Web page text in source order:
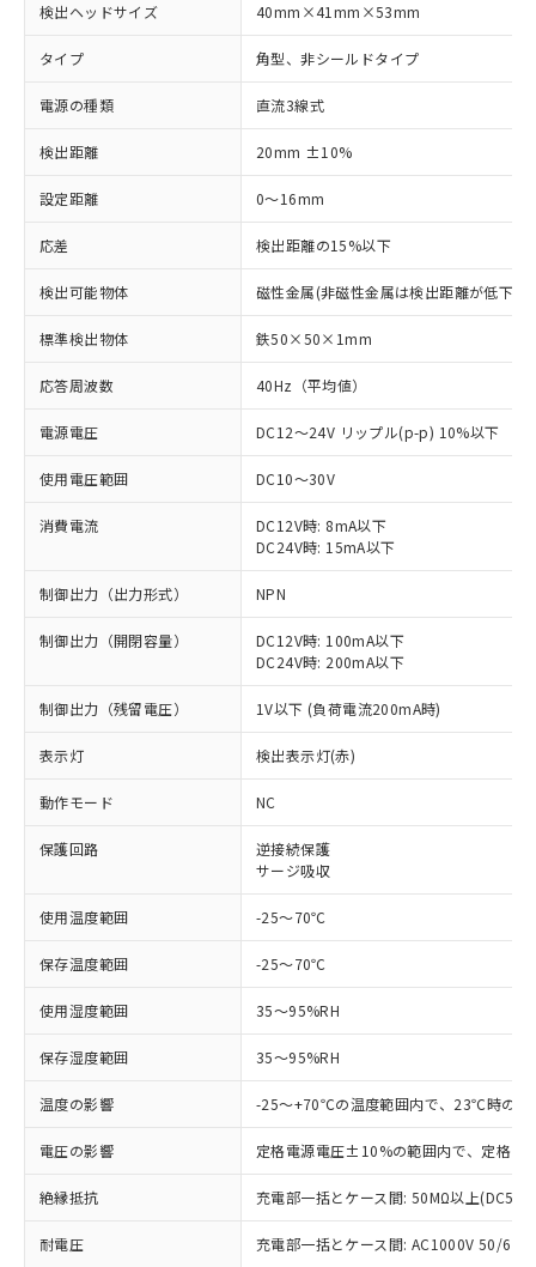
検出ヘッドサイズ 40mm×41mm×53mm
タイプ 角型、非シールドタイプ
電源の種類 直流3線式
検出距離 20mm ±10%
設定距離 0～16mm
応差 検出距離の15%以下
検出可能物体 磁性金属(非磁性金属は検出距離が低下し
標準検出物体 鉄50×50×1mm
応答周波数 40Hz（平均値）
電源電圧 DC12～24V リップル(p-p) 10%以下
使用電圧範囲 DC10～30V
消費電流
DC12V時: 8mA以下
DC24V時: 15mA以下
制御出力（出力形式） NPN
制御出力（開閉容量）
DC12V時: 100mA以下
DC24V時: 200mA以下
制御出力（残留電圧） 1V以下 (負荷電流200mA時)
表示灯 検出表示灯(赤)
動作モード NC
保護回路
逆接続保護
サージ吸収
使用温度範囲 -25～70℃
保存温度範囲 -25～70℃
使用湿度範囲 35～95%RH
保存湿度範囲 35～95%RH
温度の影響 -25～+70℃の温度範囲内で、23℃時の
電圧の影響 定格電源電圧±10%の範囲内で、定格電
絶縁抵抗 充電部一括とケース間: 50MΩ以上
耐電圧 充電部一括とケース間: AC1000V 50/
ご利用条件
以下の条件をお読みいただき、同意のうえ
本サービスは、当社制御機器事業取扱
商品の当社在庫状況および標準価格
(税抜)を提供させていただくもので
当社制御機器事業取扱商品の中には、
本サービスの対象外となる商品もある
ことをご了承ください。
在庫状況および標準価格照会結果は、
記載している更新日時点での社内デー
対応済み：EU RoHS指令（10物質）の
非含有に対応した製品が提供可能な商品で
す。
対応予定：EU RoHS指令（10物質）の非含
有に対応した製品に切り替える予定のある
商品です。
対応予定なし：EU RoHS指令（10物質）の
非含有に非対応の商品で、対応品を出す予
調査・確認中：EU RoHS指令（10物質）の
非含有の対応状況を調査中または確認中の
非該当品：ライセンス料など無形物で、有
害物質有無と関係のない商品です。
仕入先様の事情により、非含有部品として
いたものが、含有品と判明した場合などや
むを得ず変更することがあります。
*EU RoHS指令（10物質）：
※1 中国RoHS○×表
「○」：最大均質材料含有率が中国RoHSの
基準値以下であることを示します。
「×」：最大均質材料含有率が中国RoHSの
基準値を超えていることを示します。
「－」：未確認です。当社販売部門へお問
い合わせください。
当社は、これら貴社製品のうち、外国
為替および外国貿易法に定める商品
（以下｢規制貨物等」という）を輸出
または国外への提供する場合は、日本